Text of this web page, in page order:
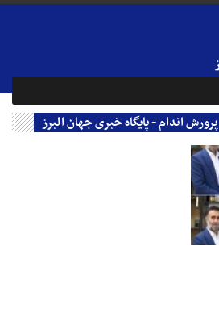
اندام - پایگاه خبری جهان البرز